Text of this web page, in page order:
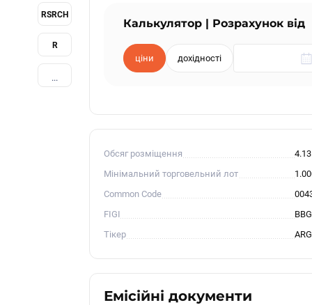
RSRCH
R
...
Калькулятор | Розрахунок від
ціни дохідності
Обсяг розміщення
Мінімальний торговельний лот
Common Code
FIGI
Тікер
Емісійні документи